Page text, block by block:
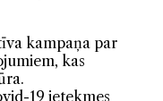
kampaņa par
kas
19 ietekmes